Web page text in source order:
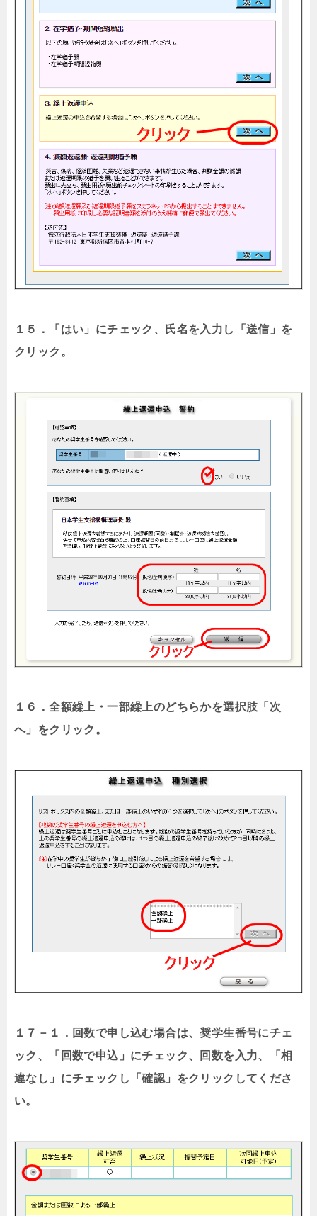
１５．「はい」にチェック、氏名を入力し「送信」を
クリック。
１６．全額繰上・一部繰上のどちらかを選択肢「次
へ」をクリック。
１７－１．回数で申し込む場合は、奨学生番号にチェ
ック、「回数で申込」にチェック、回数を入力、「相
違なし」にチェックし「確認」をクリックしてくださ
い。